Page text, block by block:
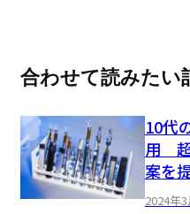
合わせて読みたい
10代
用 超
案を
2024年